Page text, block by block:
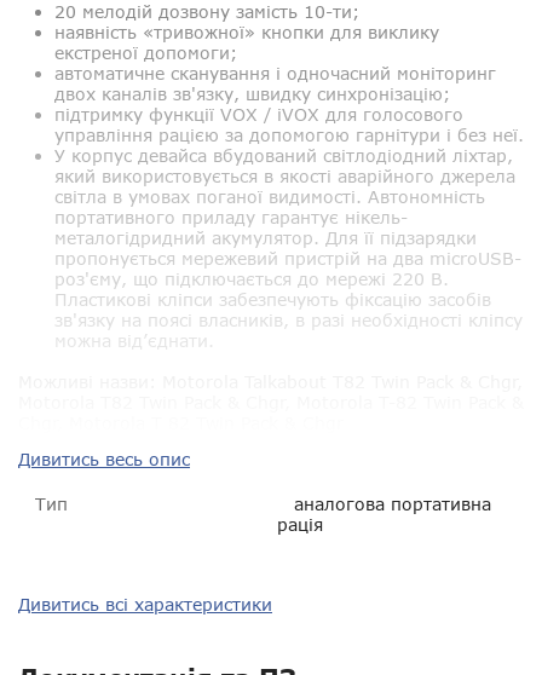
20 мелодій дозвону замість 10-ти;
наявність «тривожної» кнопки для виклику
екстреної допомоги;
автоматичне сканування і одночасний моніторинг
двох каналів зв'язку, швидку синхронізацію;
підтримку функції VOX / iVOX для голосового
управління рацією за допомогою гарнітури і без неї.
У корпус девайса вбудований світлодіодний ліхтар,
який використовується в якості аварійного джерела
світла в умовах поганої видимості. Автономність
портативного приладу гарантує нікель-
металогідридний акумулятор. Для її підзарядки
пропонується мережевий пристрій на два microUSB-
роз'єму, що підключається до мережі 220 В.
Пластикові кліпси забезпечують фіксацію засобів
зв'язку на поясі власників, в разі необхідності кліпсу
можна від’єднати.
Дивитись весь опис
Тип
аналогова портативна
рація
Дивитись всі характеристики